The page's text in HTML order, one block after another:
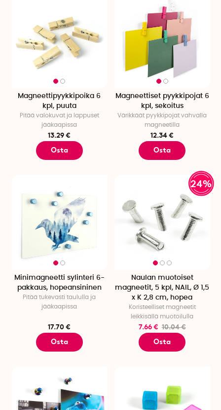
Magneettipyykkipoika 6
kpl, puuta
Pitää valokuvat ja lappuset
jääkaapissa
13.29 €
Osta
Magneettiset pyykkipojat 6
kpl, sekoitus
Värikkäät pyykkipojat vahvalla
magneetilla
12.34 €
Osta
Minimagneetti sylinteri 6-
pakkaus, hopeansininen
Pitää tukevasti taululla ja
jääkaapissa
17.70 €
Osta
24%
Naulan muotoiset
magneetit, 5 kpl, NAIL, Ø 1,5
x K 2,8 cm, hopea
Koristeelliset magneetit
leikkisällä muotoilulla
7.66 € 10.04 €
Osta